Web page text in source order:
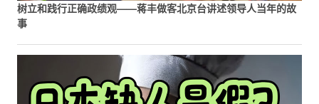
树立和践行正确政绩观——蒋丰做客北京台讲述领导人当年的故
事